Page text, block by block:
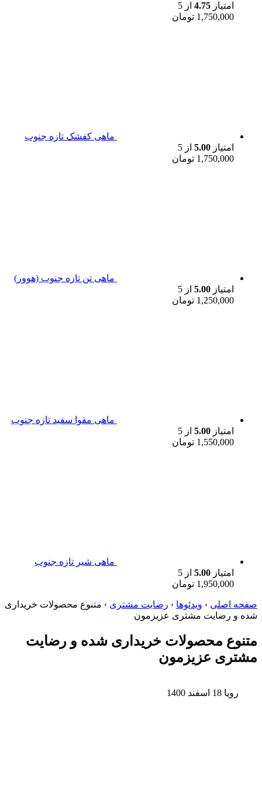
امتیاز 4.75 از 5
1,750,000 تومان
ماهی کفشک تازه جنوب
امتیاز 5.00 از 5
1,750,000 تومان
ماهی تن تازه جنوب (هوور)
امتیاز 5.00 از 5
1,250,000 تومان
ماهی مقوا سفید تازه جنوب
امتیاز 5.00 از 5
1,550,000 تومان
ماهی شیر تازه جنوب
امتیاز 5.00 از 5
1,950,000 تومان
صفحه اصلی › ویدئوها › رضایت مشتری › متنوع محصولات خریداری
شده و رضایت مشتری عزیزمون
متنوع محصولات خریداری شده و رضایت
مشتری عزیزمون
رویا 18 اسفند 1400